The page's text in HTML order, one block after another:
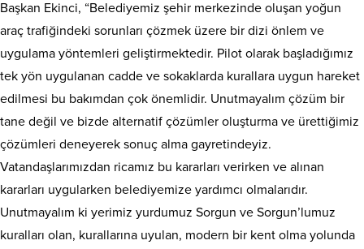
Başkan Ekinci, “Belediyemiz şehir merkezinde oluşan yoğun
araç trafiğindeki sorunları çözmek üzere bir dizi önlem ve
uygulama yöntemleri geliştirmektedir. Pilot olarak başladığımız
tek yön uygulanan cadde ve sokaklarda kurallara uygun hareket
edilmesi bu bakımdan çok önemlidir. Unutmayalım çözüm bir
tane değil ve bizde alternatif çözümler oluşturma ve ürettiğimiz
çözümleri deneyerek sonuç alma gayretindeyiz.
Vatandaşlarımızdan ricamız bu kararları verirken ve alınan
kararları uygularken belediyemize yardımcı olmalarıdır.
Unutmayalım ki yerimiz yurdumuz Sorgun ve Sorgun’lumuz
kuralları olan, kurallarına uyulan, modern bir kent olma yolunda